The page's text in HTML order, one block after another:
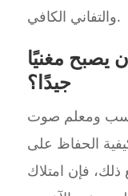
والتفاني الكافي.
مغنيًا
جيدًا؟
ومعلم صوت
الحفاظ على
ذلك، فإن امتلاك